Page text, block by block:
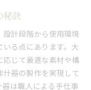
秘訣
計段階から使用環境
る点にあります。大
応じて最適な素材や構
器の製作を実現して
は職人による手仕事